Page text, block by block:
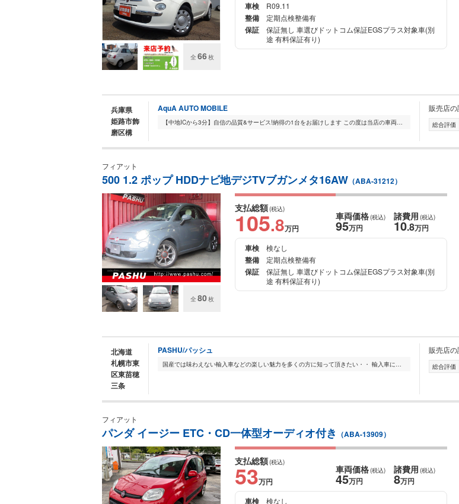
全 66枚
車検
R09.11
整備 定期点検整備有
保証
保証無し 車選びドットコム保証EGSプラス対象車(別
途 有料保証有り)
兵庫県
姫路市飾
磨区構
AquA AUTO MOBILE
【中地ICから3分】自信の品質&サービス!納得の1台をお届けします この度は当店の車両をご覧いただき、誠にありがとうございます。 当店ではコンパクトカーからビッ...
販売店の
総合評価
フィアット
500 1.2 ポップ HDDナビ地デジTVブガンメタ16AW （ABA-31212）
全 80枚
支払総額(税込)
105.8万円
車両価格(税込)
95万円
諸費用 (税込)
10.8万円
車検
検なし
整備 定期点検整備有
保証
保証無し 車選びドットコム保証EGSプラス対象車(別
途 有料保証有り)
北海道
札幌市東
区東苗穂
三条
PASHU/パッシュ
国産では味わえない輸入車などの楽しい魅力を多くの方に知って頂きたい・・ 輸入車に限らず車は個性的です。良い車を熟成させるのもいいですが、パーツを組み合わせて...
販売店の
総合評価
フィアット
パンダ イージー ETC・CD一体型オーディオ付き （ABA-13909）
支払総額(税込)
53万円
車両価格(税込)
45万円
諸費用 (税込)
8万円
車検
検なし